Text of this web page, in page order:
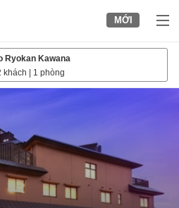
MỚI
Ryokan Kawana
khách 1 phòng